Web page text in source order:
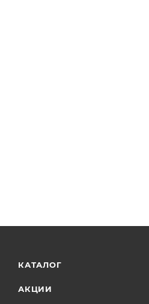
КАТАЛОГ
АКЦИИ